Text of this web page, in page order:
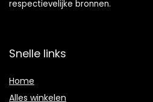
respectievelijke bronnen.
Snelle links
Home
Alles winkelen